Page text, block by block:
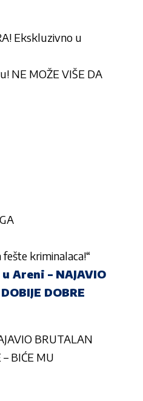
Ekskluzivno u
NE MOŽE VIŠE DA
fešte kriminalaca!“
Areni – NAJAVIO
DOBRE
BRUTALAN
BIĆE MU